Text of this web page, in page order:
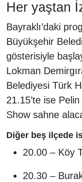
Her yaştan
Bayraklı’daki
Büyükşehir
gösterisiyle
Lokman
Belediyesi Türk
21.15’te ise Pelin
Show sahne
Diğer beş ilçede
20.00 – Köy
20.30 –